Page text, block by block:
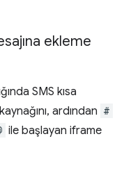
ekleme
SMS kısa
ardından #
ile başlayan iframe